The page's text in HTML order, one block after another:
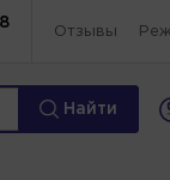
Отзывы
Найти